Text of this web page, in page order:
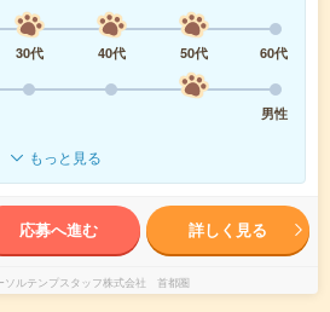
30代 40代 50代
60代
男性
もっと見る
応募へ進む 詳しく見る
ソルテンプスタッフ株式会社 首都圏